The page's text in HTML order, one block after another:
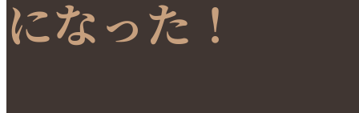
になった！